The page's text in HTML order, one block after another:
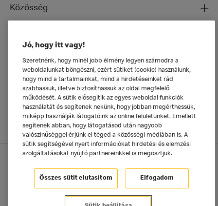
Közösség
Általános
Adatkezelési tájékoztató
McDonald's Alkalmazás Sütik beállítása
©2025 McDonald's Magyarország
Jó, hogy itt vagy!
Szeretnénk, hogy minél jobb élmény legyen számodra a
weboldalunkat böngészni, ezért sütiket (cookie) használunk,
hogy mind a tartalmainkat, mind a hirdetéseinket rád
szabhassuk, illetve biztosíthassuk az oldal megfelelő
működését. A sütik elősegítik az egyes weboldal funkciók
használatát és segítenek nekünk, hogy jobban megérthessük,
miképp használják látogatóink az online felületünket. Emellett
segítenek abban, hogy látogatásod után nagyobb
valószínűséggel érjünk el téged a közösségi médiában is. A
sütik segítségével nyert információkat hirdetési és elemzési
szolgáltatásokat nyújtó partnereinkkel is megosztjuk.
Összes sütit elutasítom Elfogadom